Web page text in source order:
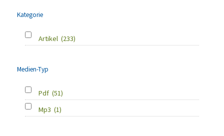
Kategorie
Artikel (233)
Medien-Typ
Pdf (51)
Mp3 (1)